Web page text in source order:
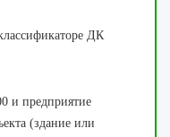
ДК
и предприятие
(здание или